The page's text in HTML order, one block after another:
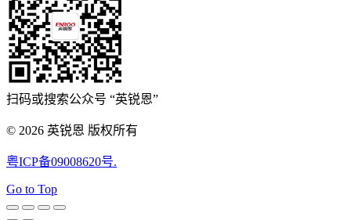
扫码或搜索公众号 “英锐恩”
© 2026 英锐恩 版权所有
粤ICP备09008620号.
Go to Top